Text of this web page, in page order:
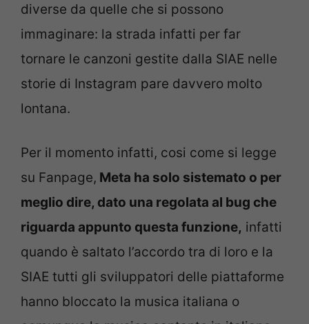
diverse da quelle che si possono
immaginare: la strada infatti per far
tornare le canzoni gestite dalla SIAE nelle
storie di Instagram pare davvero molto
lontana.
Per il momento infatti, cosi come si legge
su Fanpage, Meta ha solo sistemato o per
meglio dire, dato una regolata al bug che
riguarda appunto questa funzione, infatti
quando è saltato l’accordo tra di loro e la
SIAE tutti gli sviluppatori delle piattaforme
hanno bloccato la musica italiana o